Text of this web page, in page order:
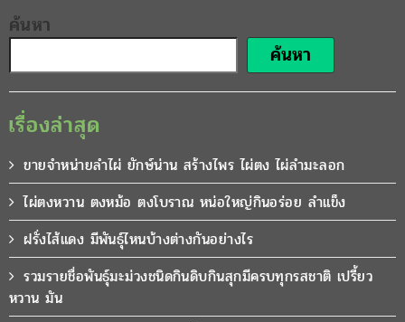
ค้นหา
ค้นหา
เรื่องล่าสุด
ขายจำหน่ายลำไผ่ ยักษ์น่าน สร้างไพร ไผ่ตง ไผ่ลำมะลอก
ไผ่ตงหวาน ตงหม้อ ตงโบราณ หน่อใหญ่กินอร่อย ลำแข็ง
ฝรั่งไส้แดง มีพันธุ์ไหนบ้างต่างกันอย่างไร
รวมรายชื่อพันธุ์มะม่วงชนิดกินดิบกินสุกมีครบทุกรสชาติ เปรี้ยว
หวาน มัน